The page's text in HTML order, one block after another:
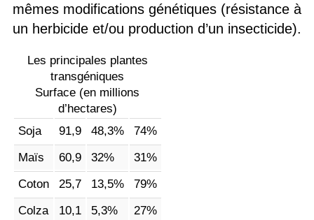
mêmes modifications génétiques (résistance à
un herbicide et/ou production d’un insecticide).
Les principales plantes
transgéniques
Surface (en millions
d’hectares)
Soja
91,9 48,3%
74%
Maïs
60,9 32%
31%
Coton
25,7 13,5%
79%
Colza
10,1 5,3% 27%